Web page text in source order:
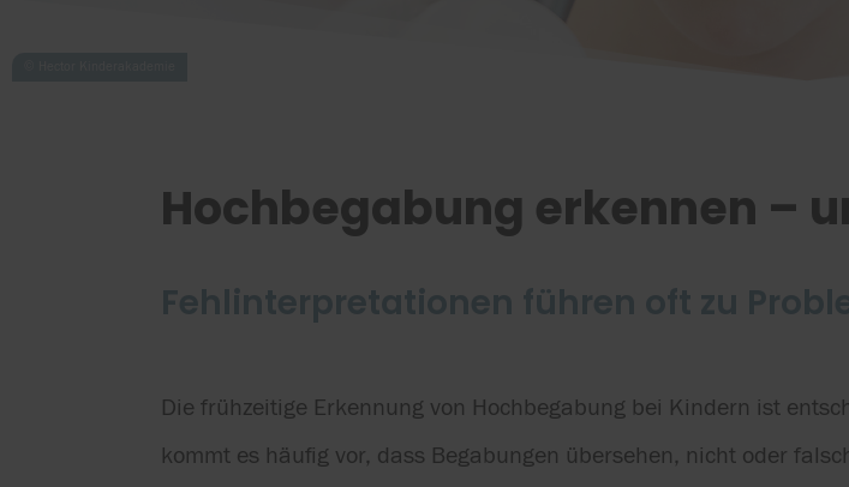
Hochbegabung erkennen –
Die frühzeitige Erkennung von Hochbegabung bei Kindern ist
kommt es häufig vor, dass Begabungen übersehen, nicht oder